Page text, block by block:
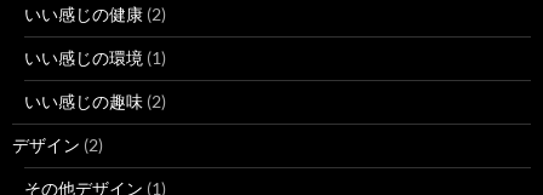
いい感じの健康 (2)
いい感じの環境 (1)
いい感じの趣味 (2)
デザイン (2)
その他デザイン (1)